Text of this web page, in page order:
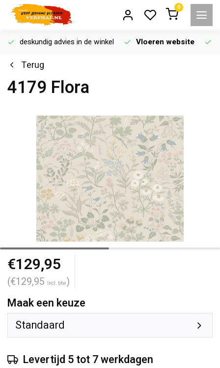
0
deskundig advies in de winkel Vloeren website
Terug
4179 Flora
€129,95
(€129,95 Incl. btw)
Maak een keuze
Standaard
Levertijd 5 tot 7 werkdagen